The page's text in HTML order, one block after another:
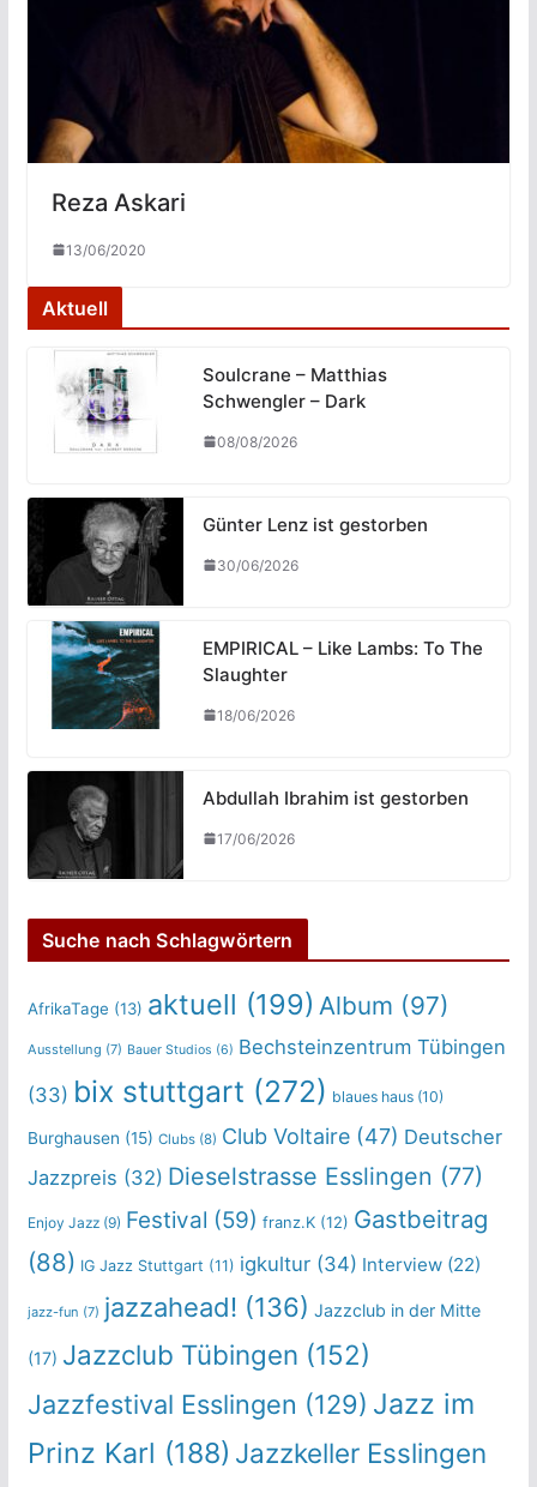
Reza Askari
13/06/2020
Aktuell
Soulcrane – Matthias
Schwengler – Dark
08/08/2026
Günter Lenz ist gestorben
30/06/2026
EMPIRICAL – Like Lambs: To The
Slaughter
18/06/2026
Abdullah Ibrahim ist gestorben
17/06/2026
Suche nach Schlagwörtern
AfrikaTage (13) aktuell (199) Album (97)
Ausstellung (7) Bauer Studios (6) Bechsteinzentrum Tübingen
(33) bix stuttgart (272) blaues haus(10)
Burghausen (15) Clubs(8) Club Voltaire(47) Deutscher
Jazzpreis (32) Dieselstrasse Esslingen (77)
Enjoy Jazz(9) Festival (59) franz.K(12) Gastbeitrag
(88) IG Jazz Stuttgart (11) igkultur(34) Interview(22)
jazz-fun (7) jazzahead! (136) Jazzclub in der Mitte
(17) Jazzclub Tübingen (152)
Jazzfestival Esslingen (129) Jazz im
Prinz Karl (188) Jazzkeller Esslingen